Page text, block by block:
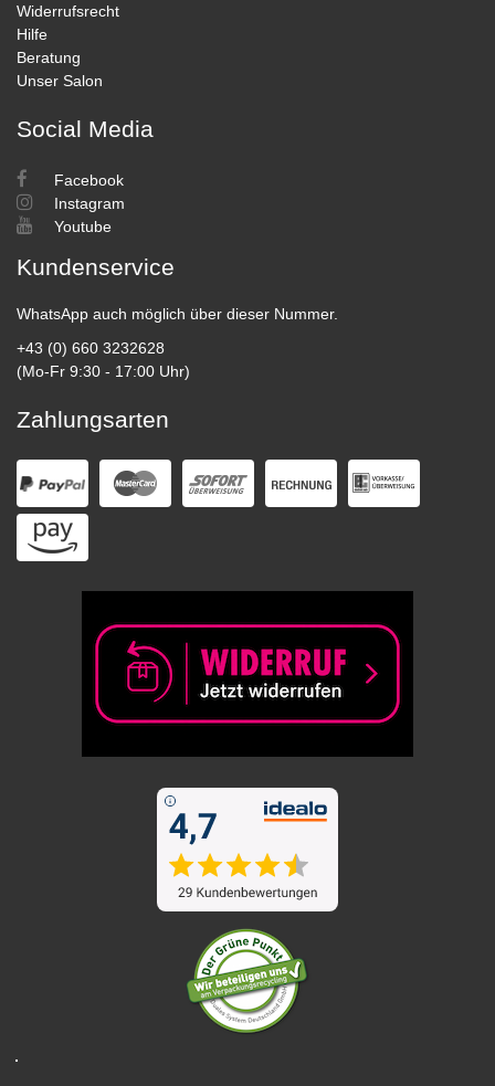
Widerrufsrecht
Hilfe
Beratung
Unser Salon
Social Media
Facebook
Instagram
Youtube
Kundenservice
WhatsApp auch möglich über dieser Nummer.
+43 (0) 660 3232628
(Mo-Fr 9:30 - 17:00 Uhr)
Zahlungsarten